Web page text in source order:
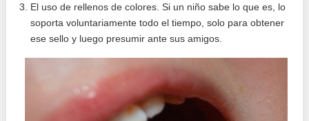
El uso de rellenos de colores. Si un niño sabe lo que es, lo
soporta voluntariamente todo el tiempo, solo para obtener
ese sello y luego presumir ante sus amigos.